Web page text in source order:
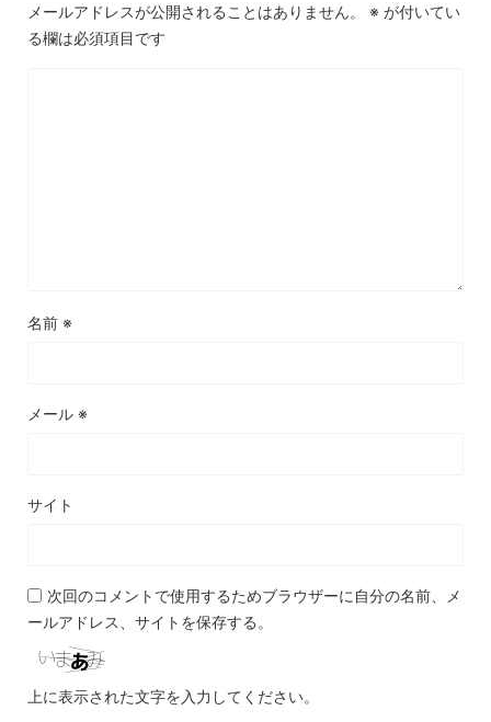
メールアドレスが公開されることはありません。 ※ が付いてい
る欄は必須項目です
名前 ※
メール ※
サイト
次回のコメントで使用するためブラウザーに自分の名前、メ
ールアドレス、サイトを保存する。
上に表示された文字を入力してください。